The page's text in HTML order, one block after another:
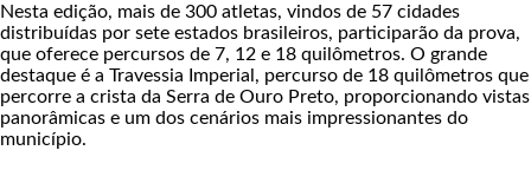
Nesta edição, mais de 300 atletas, vindos de 57 cidades
distribuídas por sete estados brasileiros, participarão da prova,
que oferece percursos de 7, 12 e 18 quilômetros. O grande
destaque é a Travessia Imperial, percurso de 18 quilômetros que
percorre a crista da Serra de Ouro Preto, proporcionando vistas
panorâmicas e um dos cenários mais impressionantes do
município.